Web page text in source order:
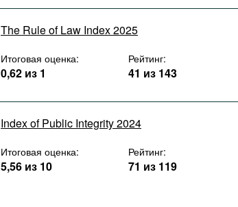
The Rule of Law Index 2025
Итоговая оценка:
0,62 из 1
Рейтинг:
41 из 143
Index of Public Integrity 2024
Итоговая оценка:
5,56 из 10
Рейтинг:
71 из 119